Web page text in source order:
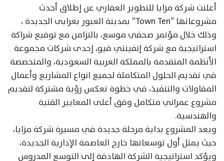
أعلنت شركة مزايا للتطوير العقاري عن إطلاق أحدث
مشروعاتها “Town Ten” بمدينة العبور بعرابى الجديدة ،
وذلك خلال مؤتمر صحفي موسع، بالتزامن مع توقيع شراكة
استراتيجية مع شركة إنفينتي فيو، إحدى شركات مجموعة
الأنظمة المتقدمة بالمملكة العربية السعودية، والمتخصصة
في تقديم الحلول المتكاملة لجميع انواع المشاريع وأعمال
المقاولات والتنفيذ، في خطوة تعكس رؤية مشتركة لتقديم
مشروع عمراني متكامل وفق أعلى المعايير الفنية
والهندسية.
ويعد المشروع بداية مرحلة جديدة في مسيرة شركة مزايا،
حيث يمثل أول توسعاتها خارج العاصمة الإدارية الجديدة،
ويؤكد استراتيجية الشركة الهادفة إلى التوسع المدروس